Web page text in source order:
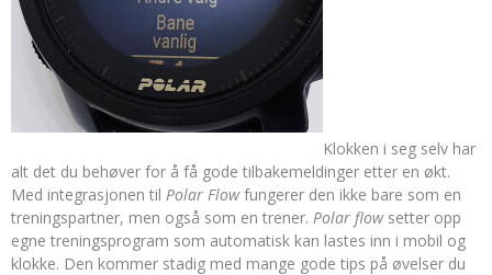
Klokken i seg selv har
alt det du behøver for å få gode tilbakemeldinger etter en økt.
Med integrasjonen til Polar Flowfungerer den ikke bare som en
treningspartner, men også som en trener. Polar flowsetter opp
egne treningsprogram som automatisk kan lastes inn i mobil og
klokke. Den kommer stadig med mange gode tips på øvelser du